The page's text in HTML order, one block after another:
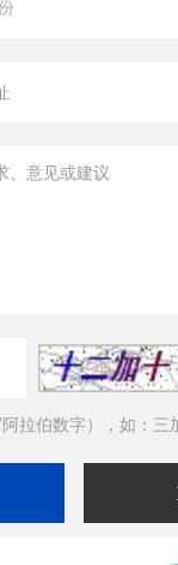
拉伯数字），如：三